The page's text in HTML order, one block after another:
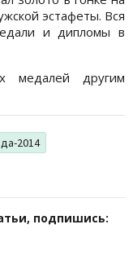
эстафеты. Вся
и дипломы в
медалей другим
2014
подпишись: